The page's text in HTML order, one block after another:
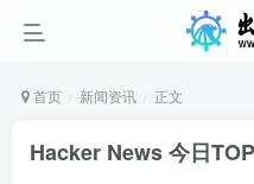
首页 新闻资讯 正文
Hacker News 今日